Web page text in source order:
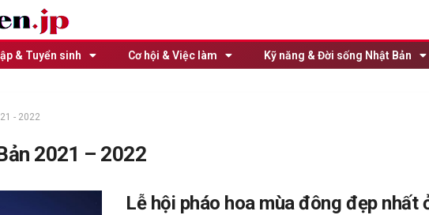
& Tuyển sinh Cơ hội & Việc làm Kỹ năng & Đời sống Nhật Bản
- 2022
2021 – 2022
Lễ hội pháo hoa mùa đông đẹp